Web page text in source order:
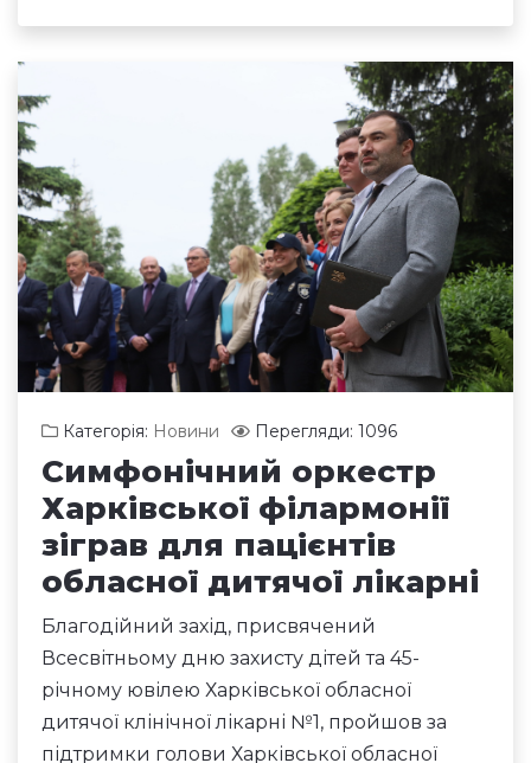
Категорія: Новини Перегляди: 1096
Симфонічний оркестр
Харківської філармонії
зіграв для пацієнтів
обласної дитячої лікарні
Благодійний захід, присвячений
Всесвітньому дню захисту дітей та 45-
річному ювілею Харківської обласної
дитячої клінічної лікарні №1, пройшов за
підтримки голови Харківської обласної